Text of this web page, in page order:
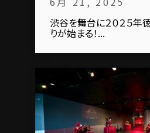
渋谷を舞台に２０２５年
りが始まる！...